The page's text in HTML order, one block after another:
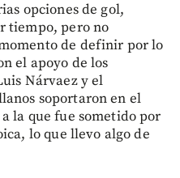
opciones de gol,
tiempo, pero no
de definir por lo
el apoyo de los
Nárvaez y el
soportaron en el
la que fue sometido por
lo que llevo algo de